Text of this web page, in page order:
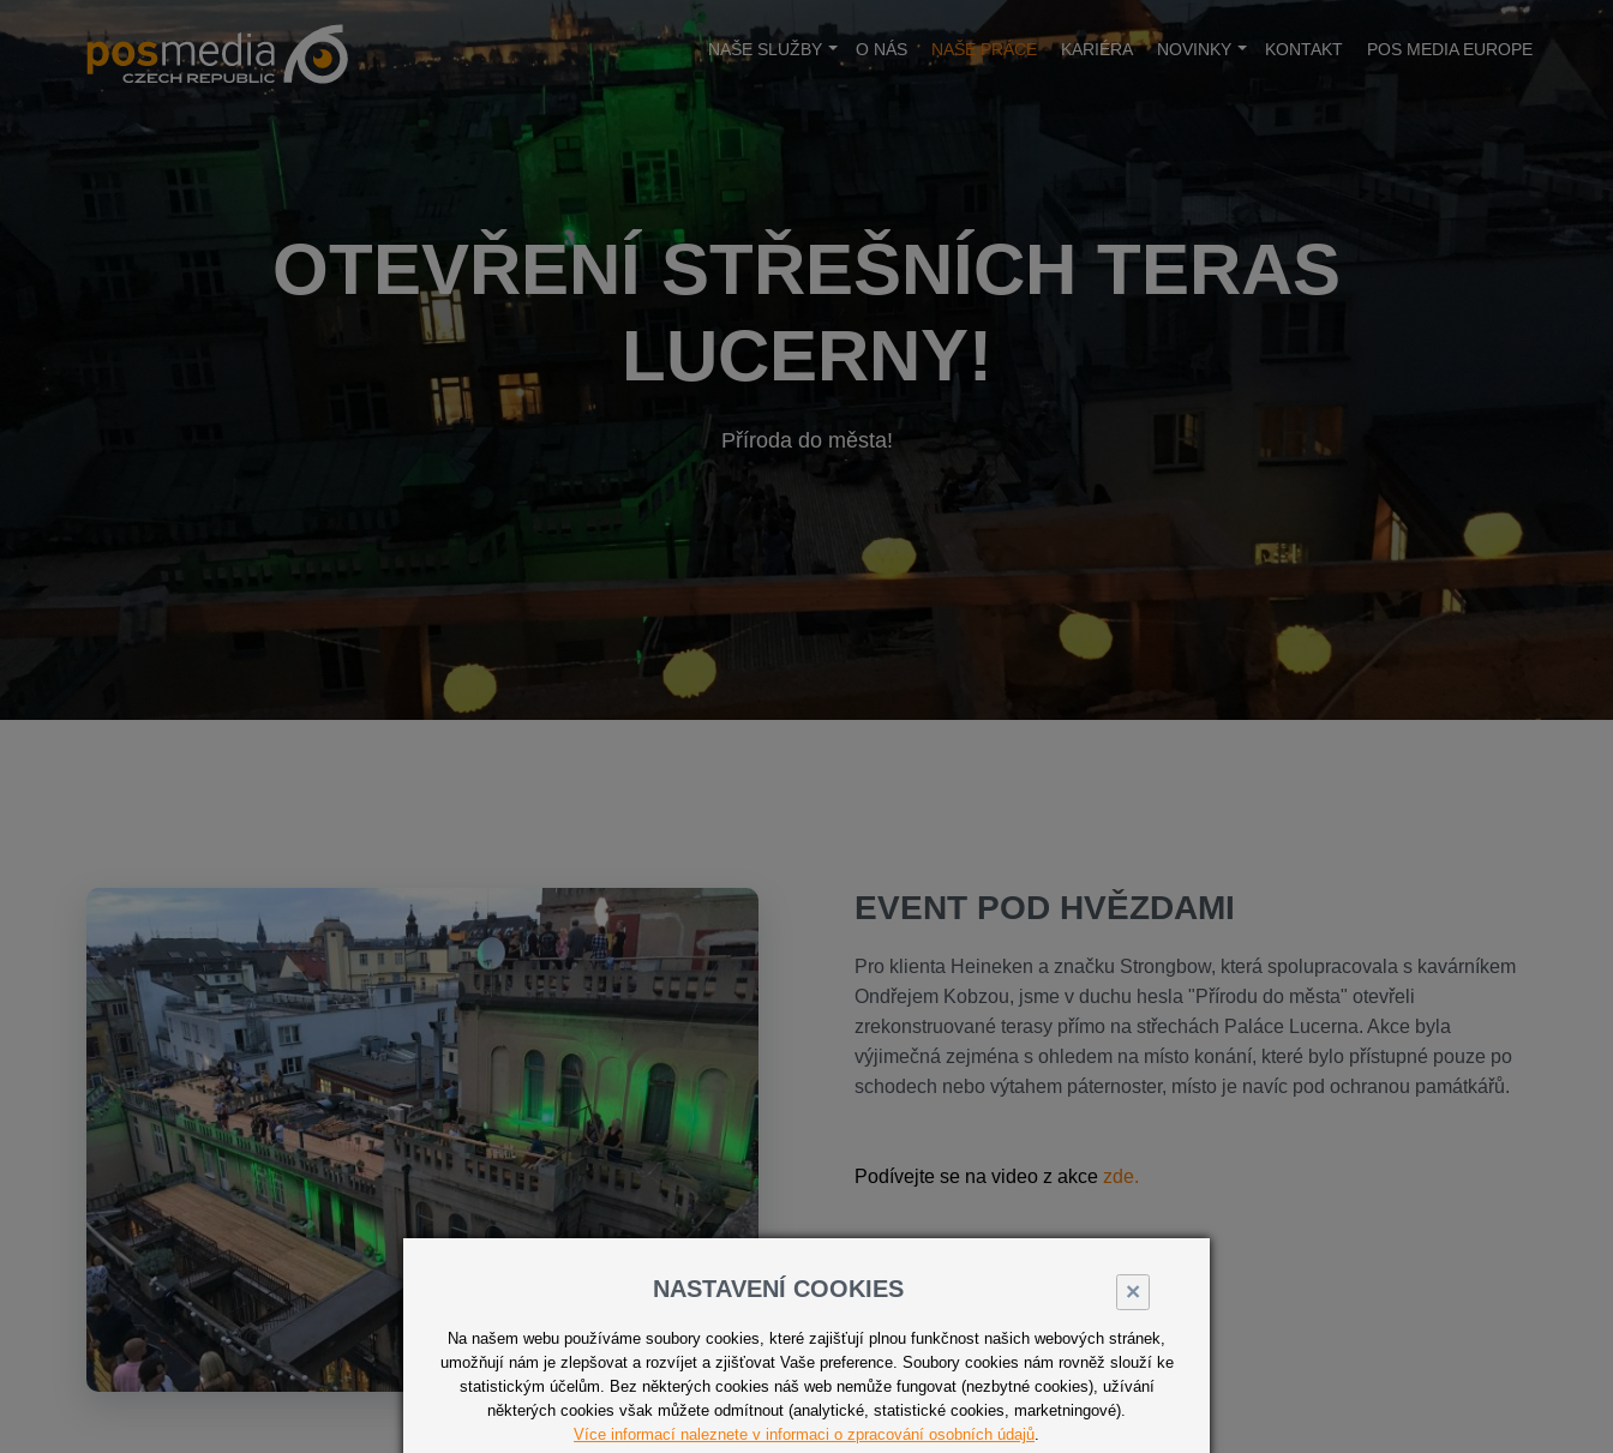
NAŠE SLUŽBY O NÁS NAŠE PRÁCE KARIÉRA NOVINKY KONTAKT POS MEDIA EUROPE
OTEVŘENÍ STŘEŠNÍCH TERAS
LUCERNY!
Příroda do města!
EVENT POD HVĚZDAMI
Pro klienta Heineken a značku Strongbow, která spolupracovala s kavárníkem
Ondřejem Kobzou, jsme v duchu hesla "Přírodu do města" otevřeli
zrekonstruované terasy přímo na střechách Paláce Lucerna. Akce byla
výjimečná zejména s ohledem na místo konání, které bylo přístupné pouze po
schodech nebo výtahem páternoster, místo je navíc pod ochranou památkářů.
Podívejte se na video z akce zde.
×
NASTAVENÍ COOKIES
Na našem webu používáme soubory cookies, které zajišťují plnou funkčnost našich webových stránek,
umožňují nám je zlepšovat a rozvíjet a zjišťovat Vaše preference. Soubory cookies nám rovněž slouží ke
statistickým účelům. Bez některých cookies náš web nemůže fungovat (nezbytné cookies), užívání
některých cookies však můžete odmítnout (analytické, statistické cookies, marketningové).
Více informací naleznete v informaci o zpracování osobních údajů.